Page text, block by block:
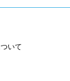
いて